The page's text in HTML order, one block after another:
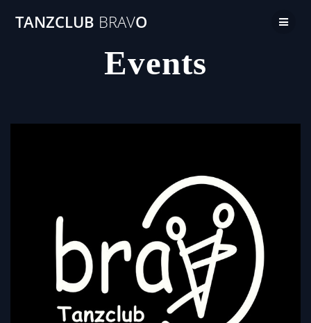
TANZCLUB BRAVO
Events